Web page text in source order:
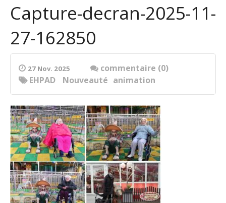
Capture-decran-2025-11-
27-162850
27 Nov. 2025
commentaire (0)
animation
EHPAD Nouveauté